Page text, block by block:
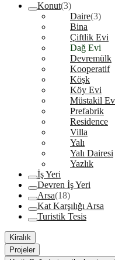
Konut(3)
Daire(3)
Bina
Çiftlik Evi
Dağ Evi
Devremülk
Kooperatif
Köşk
Köy Evi
Müstakil Ev
Prefabrik
Residence
Villa
Yalı
Yalı Dairesi
Yazlık
İş Yeri
Devren İş Yeri
Arsa(18)
Kat Karşılığı Arsa
Turistik Tesis
Kiralık
Projeler